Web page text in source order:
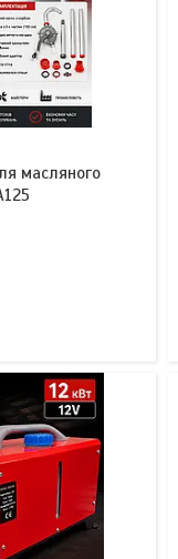
масляного